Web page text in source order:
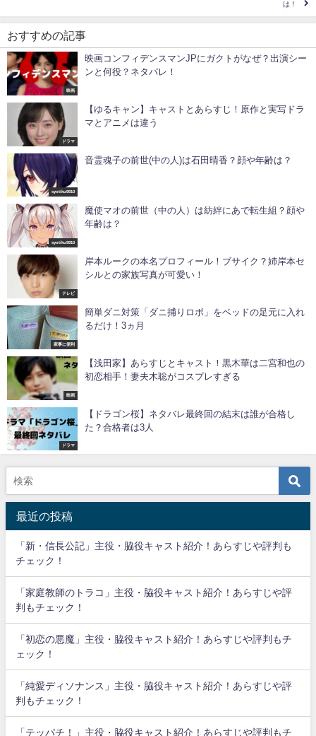
は！
おすすめの記事
映画
映画コンフィデンスマンJPにガクトがなぜ？出演シー
ンと何役？ネタバレ！
ドラマ
【ゆるキャン】キャストとあらすじ！原作と実写ドラ
マとアニメは違う
syotiku9910
音霊魂子の前世(中の人)は石田晴香？顔や年齢は？
syotiku9910
魔使マオの前世（中の人）は紡絆にあで転生組？顔や
年齢は？
テレビ
岸本ルークの本名プロフィール！ブサイク？姉岸本セ
シルとの家族写真が可愛い！
家事に便利
簡単ダニ対策「ダニ捕りロボ」をベッドの足元に入れ
るだけ！3ヵ月
映画
【浅田家】あらすじとキャスト！黒木華は二宮和也の
初恋相手！妻夫木聡がコスプレすぎる
ドラマ
【ドラゴン桜】ネタバレ最終回の結末は誰が合格し
た？合格者は3人
最近の投稿
「新・信長公記」主役・脇役キャスト紹介！あらすじや評判も
チェック！
「家庭教師のトラコ」主役・脇役キャスト紹介！あらすじや評
判もチェック！
「初恋の悪魔」主役・脇役キャスト紹介！あらすじや評判もチ
ェック！
「純愛ディソナンス」主役・脇役キャスト紹介！あらすじや評
判もチェック！
「テッパチ！」主役・脇役キャスト紹介！あらすじや評判もチ